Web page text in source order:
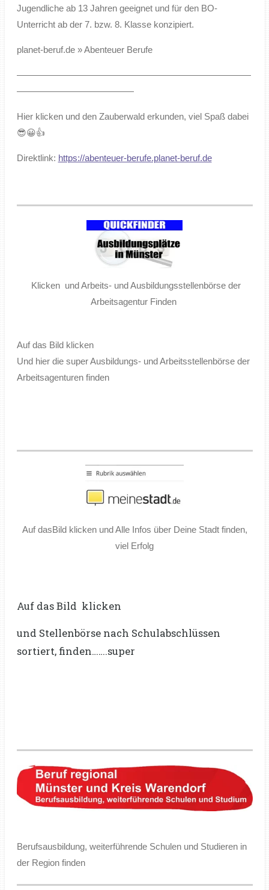
Jugendliche ab 13 Jahren geeignet und für den BO-
Unterricht ab der 7. bzw. 8. Klasse konzipiert.
planet-beruf.de » Abenteuer Berufe
——————————————————————————
—————————————
Hier klicken und den Zauberwald erkunden, viel Spaß dabei
😎😀👍
Direktlink: https://abenteuer-berufe.planet-beruf.de
Klicken und Arbeits- und Ausbildungsstellenbörse der
Arbeitsagentur Finden
Auf das Bild klicken
Und hier die super Ausbildungs- und Arbeitsstellenbörse der
Arbeitsagenturen finden
Auf dasBild klicken und Alle Infos über Deine Stadt finden,
viel Erfolg
Auf das Bild klicken
und Stellenbörse nach Schulabschlüssen
sortiert, finden…….super
Berufsausbildung, weiterführende Schulen und Studieren in
der Region finden